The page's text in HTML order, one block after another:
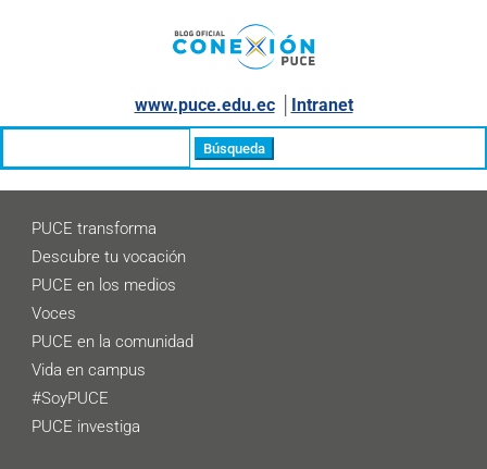
www.puce.edu.ec│ Intranet
PUCE transforma
Descubre tu vocación
PUCE en los medios
Voces
PUCE en la comunidad
Vida en campus
#SoyPUCE
PUCE investiga